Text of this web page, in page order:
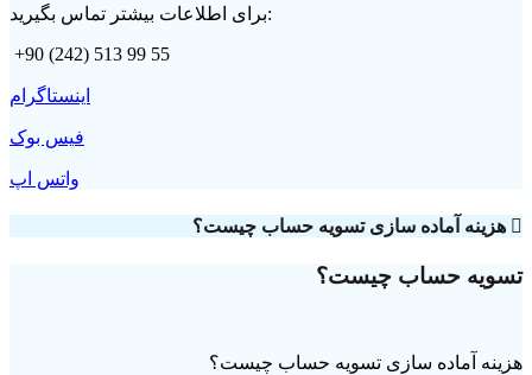
برای اطلاعات بیشتر تماس بگیرید:
+90 (242) 513 99 55
اینستاگرام
فیس بوک
واتس اپ
هزینه آماده سازی تسویه حساب چیست؟
تسویه حساب چیست؟
هزینه آماده سازی تسویه حساب چیست؟